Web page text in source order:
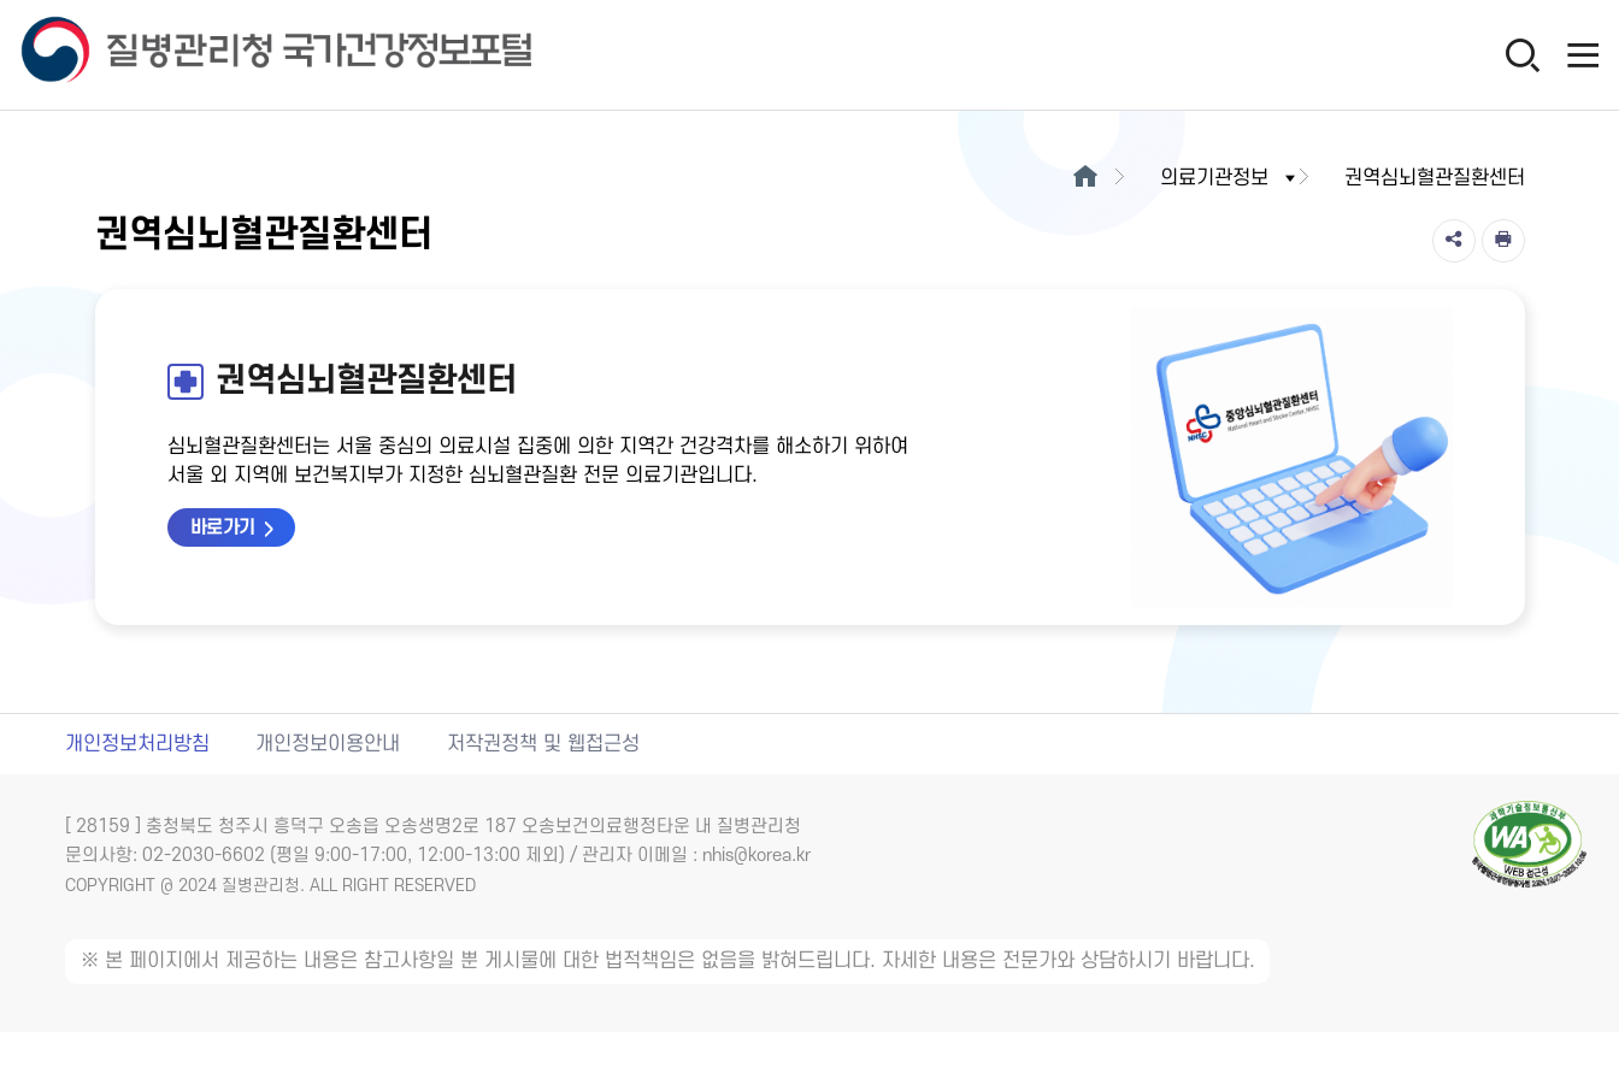
의료기관정보 권역심뇌혈관질환센터
권역심뇌혈관질환센터
권역심뇌혈관질환센터
심뇌혈관질환센터는 서울 중심의 의료시설 집중에 의한 지역간 건강격차를 해소하기 위하여
서울 외 지역에 보건복지부가 지정한 심뇌혈관질환 전문 의료기관입니다.
바로가기
개인정보처리방침 개인정보이용안내 저작권정책 및 웹접근성
[ 28159 ] 충청북도 청주시 흥덕구 오송읍 오송생명2로 187 오송보건의료행정타운 내 질병관리청
문의사항: 02-2030-6602 (평일 9:00-17:00, 12:00-13:00 제외) / 관리자 이메일 : nhis@korea.kr
COPYRIGHT @ 2024 질병관리청. ALL RIGHT RESERVED
※ 본 페이지에서 제공하는 내용은 참고사항일 뿐 게시물에 대한 법적책임은 없음을 밝혀드립니다. 자세한 내용은 전문가와 상담하시기 바랍니다.